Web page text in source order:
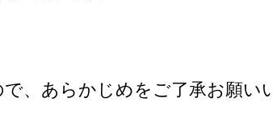
、あらかじめをご了承お願い